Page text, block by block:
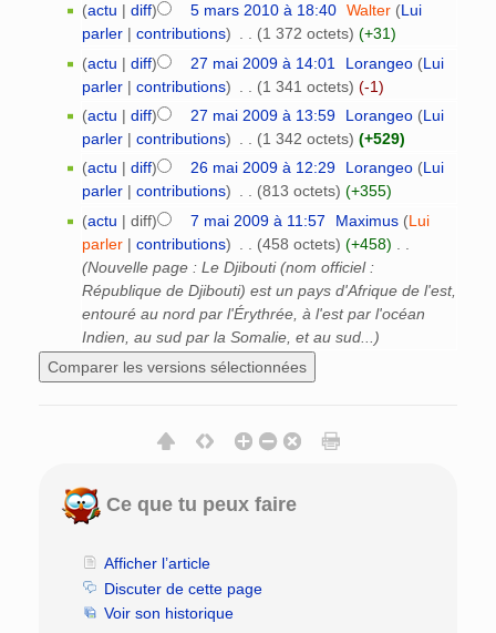
(actu | diff) 5 mars 2010 à 18:40‎ Walter (Lui
parler| contributions) (1 372 octets) (+31)
(actu | diff) 27 mai 2009 à 14:01 Lorangeo (Lui
parler| contributions) (1 341 octets) (-1)
(actu | diff) 27 mai 2009 à 13:59‎ Lorangeo (Lui
parler| contributions) (1 342 octets) (+529)
(actu | diff) 26 mai 2009 à 12:29‎ Lorangeo (Lui
parler| contributions) . . (813 octets) (+355)
(actu | diff) 7 mai 2009 à 11:57 Maximus (Lui
parler| contributions) (458 octets) (+458)
(Nouvelle page : Le Djibouti (nom officiel :
République de Djibouti) est un pays d'Afrique de l'est,
entouré au nord par l'Érythrée, à l'est par l'océan
Indien, au sud par la Somalie, et au sud...)
Ce que tu peux faire
Afficher l’article
Discuter de cette page
Voir son historique